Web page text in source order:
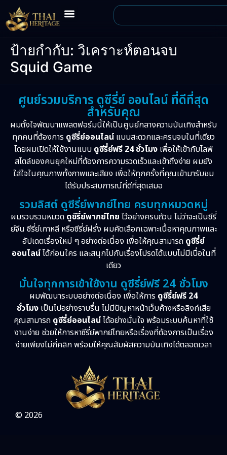
ป้ายกำกับ: วิเคราะห์ตอนจบ
Squid Game
ศูนย์รวมบริการ ดูซีรี่ย์ ออนไลน์ ที่ดีที่สุด
สำหรับคุณ
ผมตั้งใจพัฒนาแพลตฟอร์มนี้ให้เป็นศูนย์กลางความบันเทิงสำหรับ
ทุกคนที่ต้องการ ดูซีรี่ย์ออนไลน์ แบบสะดวกและครบจบในที่เดียว
โดยผมเปิดให้ใช้งานแบบ ดูซีรี่ย์ฟรี 24 ชั่วโมง เพื่อให้เข้ากับไลฟ์
สไตล์ของคนยุคใหม่ที่ต้องการความรวดเร็วและเข้าถึงง่าย ผมยัง
ใส่ใจในคุณภาพทั้งภาพและเสียง เพื่อให้ทุกครั้งที่คุณเข้ามารับชม
ได้รับประสบการณ์ที่ดีที่สุดเสมอ
รวมลิสต์ ดูซีรี่ย์พากย์ไทย ครบทุกหมวดหมู่
ผมรวบรวมหมวด ดูซีรี่ย์พากย์ไทย ไว้อย่างครบถ้วน ไม่ว่าจะเป็นซีรี่
ย์จีน ซีรี่ย์เกาหลี หรือซีรี่ย์ฝรั่ง ผมคัดเลือกเฉพาะเนื้อหาคุณภาพและ
อัปเดตเรื่องใหม่ ๆ อย่างต่อเนื่อง เพื่อให้คุณสามารถ ดูซีรี่ย์
ออนไลน์ได้ก่อนใคร และสนุกไปกับเรื่องโปรดได้แบบไม่มีเบื่อในที่
เดียว
มั่นใจทุกการเข้าใช้งาน ดูซีรี่ย์ฟรี 24 ชั่วโมง
ผมพัฒนาระบบอย่างต่อเนื่อง เพื่อให้การ ดูซีรี่ย์ฟรี 24
ชั่วโมงเป็นไปอย่างราบรื่น ไม่มีปัญหาหน้าเว็บค้างหรือลิงก์เสีย
คุณสามารถ ดูซีรี่ย์ออนไลน์ได้อย่างมั่นใจ พร้อมระบบค้นหาที่ใช้
งานง่าย ช่วยให้การหาซีรี่ย์พากย์ไทยหรือเรื่องที่ต้องการเป็นเรื่อง
ง่ายเพียงไม่กี่คลิก พร้อมให้คุณสัมผัสความบันเทิงได้ตลอดเวลา
© 2026